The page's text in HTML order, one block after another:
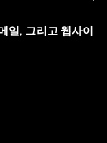
일, 그리고 웹사이